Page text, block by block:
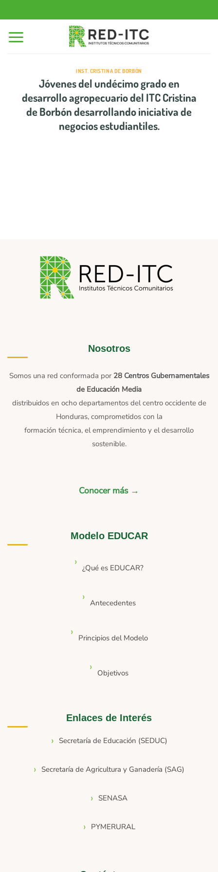
al
contenido
INST. CRISTINA DE BORBÓN
Jóvenes del undécimo grado en
desarrollo agropecuario del ITC Cristina
de Borbón desarrollando iniciativa de
negocios estudiantiles.
Nosotros
Somos una red conformada por 28 Centros Gubernamentales
de Educación Media
distribuidos en ocho departamentos del centro occidente de
Honduras, comprometidos con la
formación técnica, el emprendimiento y el desarrollo
sostenible.
Conocer más →
Modelo EDUCAR
¿Qué es EDUCAR?
Antecedentes
Principios del Modelo
Objetivos
Enlaces de Interés
Secretaría de Educación (SEDUC)
Secretaría de Agricultura y Ganadería (SAG)
SENASA
PYMERURAL